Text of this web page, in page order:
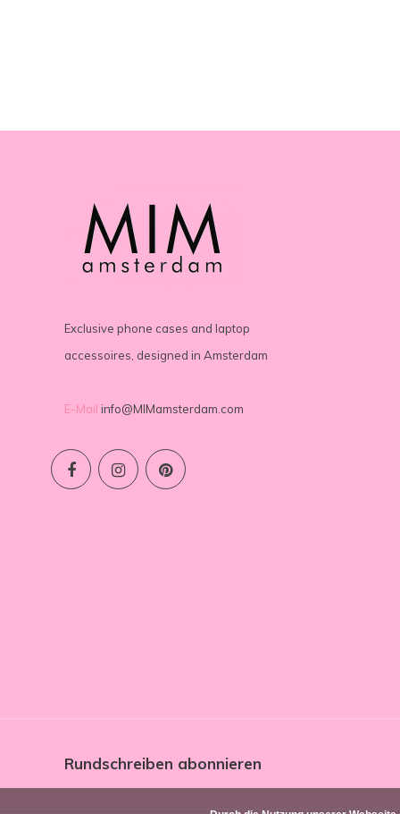
Exclusive phone cases and laptop
accessoires, designed in Amsterdam
E-Mail info@MIMamsterdam.com
Rundschreiben abonnieren